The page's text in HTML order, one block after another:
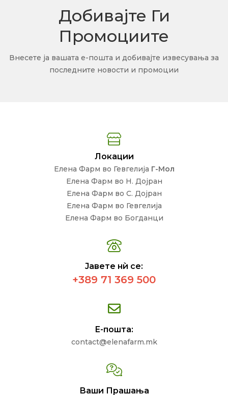
Добивајте Ги
Промоциите
Внесете ја вашата е-пошта и добивајте извесувања за
последните новости и промоции
Локации
Елена Фарм во Гевгелија Г-Мол
Елена Фарм во Н. Дојран
Елена Фарм во С. Дојран
Елена Фарм во Гевгелија
Елена Фарм во Богданци
Јавете нѝ се:
+389 71 369 500
Е-пошта:
contact@elenafarm.mk
Ваши Прашања